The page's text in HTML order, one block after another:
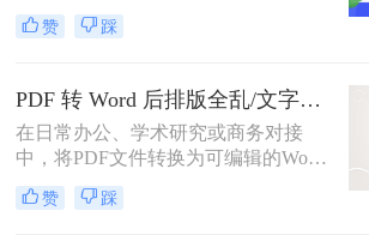
文档是极高频的需求。但最令人头疼
的往往不是转换本身，而是转换后出
等“惨剧”。因此，很多人都在苦苦寻
找“PDF怎么转Word才能保持原格式
不变/版式不乱”的完美方案。
赞 踩
PDF 转 Word 后排版全乱/文字错位/串行/乱跑怎么办？3种高保真转换方法全解析
在日常办公、学术研究或商务对接
中，将PDF文件转换为可编辑的Word
文档是极高频的需求。但最令人头疼
的往往不是转换本身，而是转换后出
赞 踩